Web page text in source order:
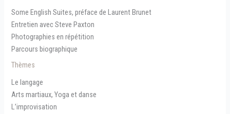
Some English Suites, préface de Laurent Brunet
Entretien avec Steve Paxton
Photographies en répétition
Parcours biographique
Thèmes
Le langage
Arts martiaux, Yoga et danse
L’improvisation